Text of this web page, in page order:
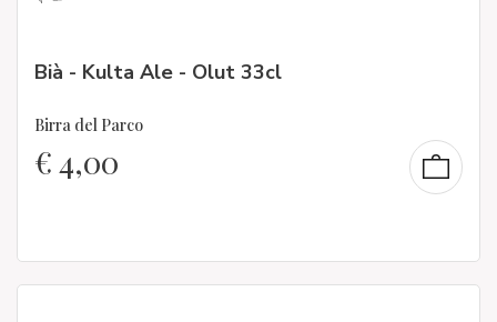
Bià - Kulta Ale - Olut 33cl
Birra del Parco
€4,00